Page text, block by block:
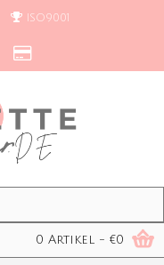
ISO9001
0 Artikel - €0